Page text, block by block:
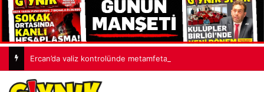
Ercan’da valiz kontrolünde metamfetamin ele geçirildi